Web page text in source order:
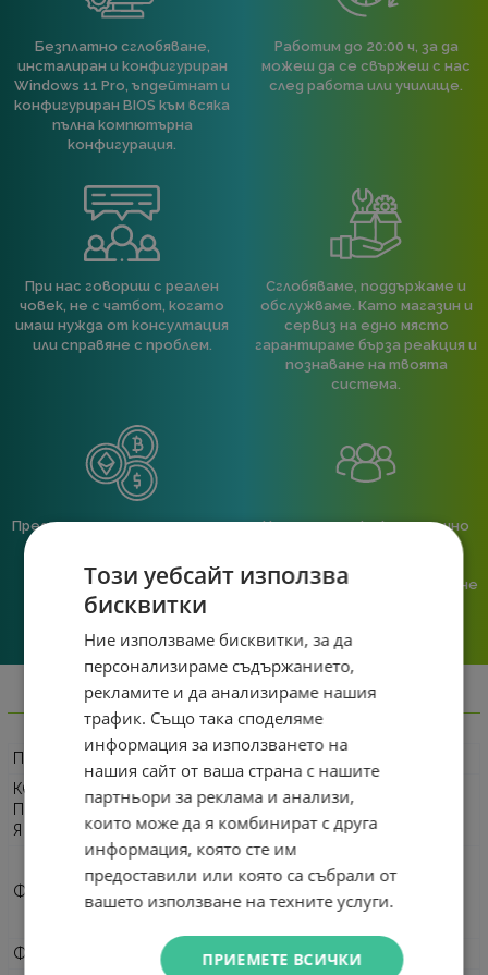
Безплатно сглобяване,
инсталиран и конфигуриран
Windows 11 Pro, ъпдейтнат и
конфигуриран BIOS към всяка
пълна компютърна
конфигурация.
Работим до 20:00 ч, за да
можеш да се свържеш с нас
след работа или училище.
При нас говориш с реален
човек, не с чатбот, когато
имаш нужда от консултация
или справяне с проблем.
Сглобяваме, поддържаме и
обслужваме. Като магазин и
сервиз на едно място
гарантираме бърза реакция и
познаване на твоята
система.
Предлагаме различни методи
на плащане, включително
възможност за плащане с
криптовалута.
Ние сме малък екип и точно
поръчка. Ако има проблем – не
Информация
ПРОИЗВОДИТЕЛ
Xigmatek
КОД НА
ПРОИЗВОДИТЕЛ
Я
EN49026
ФОРМАТ
EATX
ATX
mATX
ФОРМ ФАКТОР
Middle Tower
Този уебсайт използва
бисквитки
Ние използваме бисквитки, за да
персонализираме съдържанието,
рекламите и да анализираме нашия
трафик. Също така споделяме
информация за използването на
нашия сайт от ваша страна с нашите
партньори за реклама и анализи,
които може да я комбинират с друга
информация, която сте им
предоставили или която са събрали от
вашето използване на техните услуги.
ПРИЕМЕТЕ ВСИЧКИ